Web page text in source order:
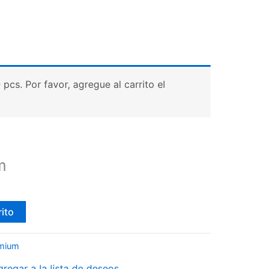
Por favor, agregue al carrito el